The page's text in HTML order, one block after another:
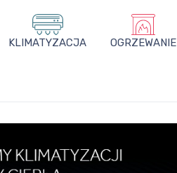
KLIMATYZACJA OGRZEWANIE